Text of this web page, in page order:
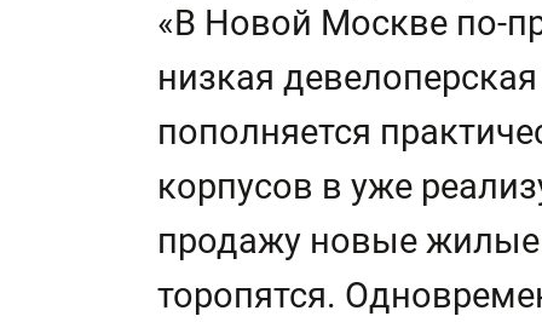
«В Новой Москве по-
низкая
пополняется
корпусов в уже
продажу новые
торопятся.